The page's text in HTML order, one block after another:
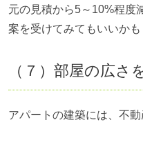
元の見積から5～10%程度
案を受けてみてもいいかも
（７）部屋の広さ
アパートの建築には、不動